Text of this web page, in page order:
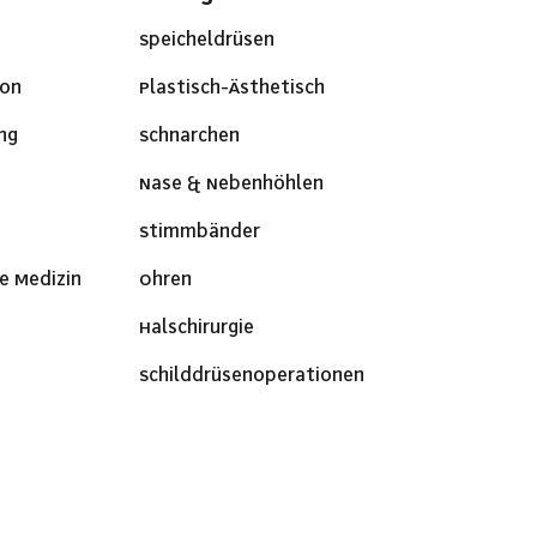
Medizin
Speicheldrüsen
Plastisch-Ästhetisch
Schnarchen
Nase & Nebenhöhlen
Stimmbänder
Ohren
Halschirurgie
Schilddrüsenoperationen